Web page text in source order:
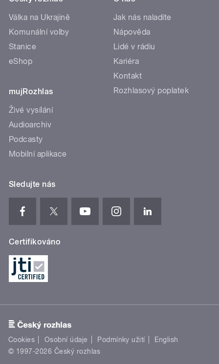
Válka na Ukrajině
Komunální volby
Stanice
eShop
mujRozhlas
Živé vysílání
Audioarchiv
Podcasty
Mobilní aplikace
Jak nás naladíte
Nápověda
Lidé v rádiu
Kariéra
Kontakt
Rozhlasový poplatek
Sledujte nás
Certifikováno
Cookies Osobní údaje Podmínky užití
English
© 1997-2026 Český rozhlas